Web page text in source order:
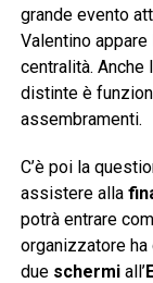
grande evento
Valentino
centralità. Anche
distinte è
assembramenti.
C’è poi la
assistere alla
potrà entrare
organizzatore
due schermiall’